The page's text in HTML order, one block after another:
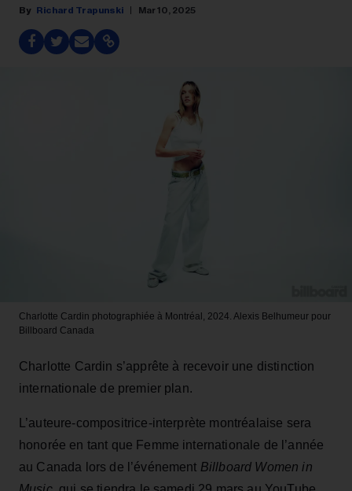
Richard Trapunski Mar 10, 2025
Charlotte Cardin photographiée à Montréal, 2024. Alexis Belhumeur pour
Billboard Canada
Charlotte Cardin s’apprête à recevoir une distinction
internationale de premier plan.
L’auteure-compositrice-interprète montréalaise sera
honorée en tant que Femme internationale de l’année
au Canada lors de l’événement Billboard Women in